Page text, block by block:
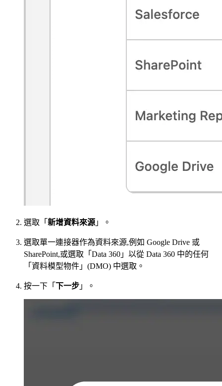
選取「 新增資料來源 」。
選取單一連接器作為資料來源,例如 Google Drive 或
SharePoint,或選取「Data 360」以從 Data 360 中的任何
「資料模型物件」(DMO) 中選取。
按一下「 下一步 」。